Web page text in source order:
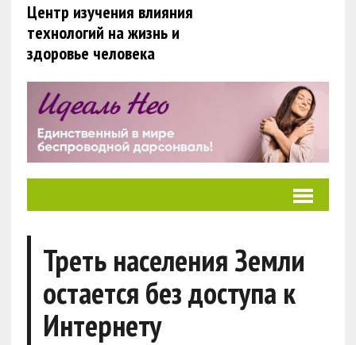
Центр изучения влияния
технологий на жизнь и
здоровье человека
Треть населения Земли
остается без доступа к
Интернету